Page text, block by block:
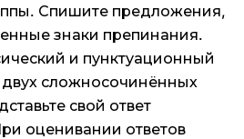
Спишите предложения,
знаки препинания.
и пунктуационный
сложносочинённых
свой ответ
оценивании ответов